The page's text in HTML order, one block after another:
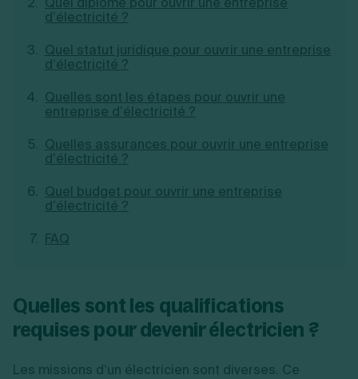
Création d'entreprise
d’électricité ?
Quel statut juridique pour ouvrir une entreprise
d’électricité ?
Quelles sont les étapes pour ouvrir une
entreprise d’électricité ?
Quelles assurances pour ouvrir une entreprise
d’électricité ?
Quel budget pour ouvrir une entreprise
d’électricité ?
FAQ
Quelles sont les qualifications
requises pour devenir électricien ?
Les missions d’un électricien sont diverses. Ce